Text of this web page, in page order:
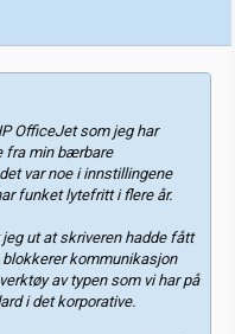
OfficeJet som jeg har
fra min bærbare
var noe i innstillingene
funket lytefritt i flere år.
ut at skriveren hadde fått
kommunikasjon
av typen som vi har på
i det korporative.